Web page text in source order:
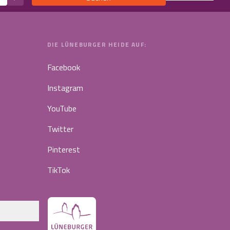
DIE LÜNEBURGER HEIDE AUF:
Facebook
Instagram
YouTube
Twitter
Pinterest
TikTok